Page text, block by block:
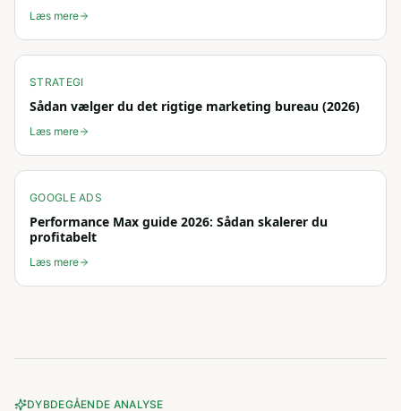
Læs mere
STRATEGI
Sådan vælger du det rigtige marketing bureau (2026)
Læs mere
GOOGLE ADS
Performance Max guide 2026: Sådan skalerer du
profitabelt
Læs mere
DYBDEGÅENDE ANALYSE